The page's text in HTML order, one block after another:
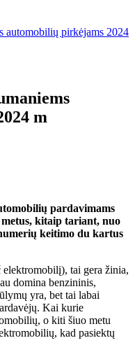
automobilių pirkėjams 2024
m
pardavimams
kitaip tariant, nuo
keitimo du kartus
tai gera žinia,
domina benzininis,
yra, bet tai labai
Kai kurie
o kiti šiuo metu
kad pasiektų